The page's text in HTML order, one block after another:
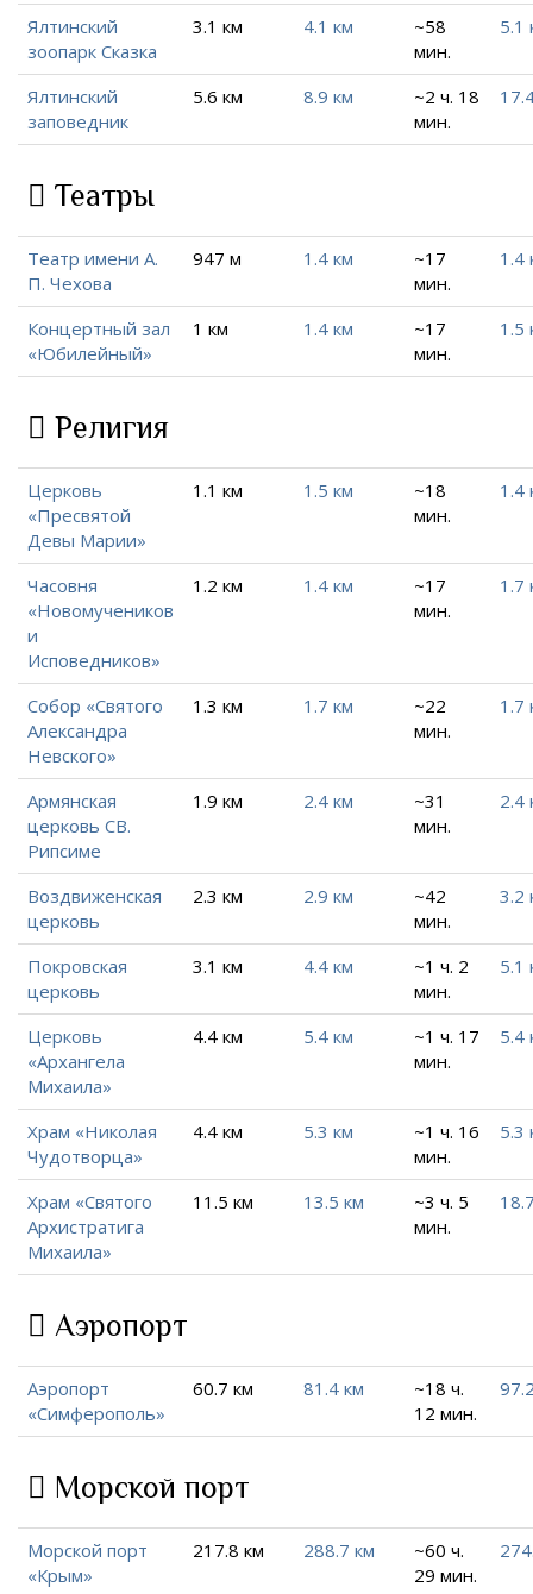
Ялтинский
зоопарк Сказка
3.1 км 4.1 км
~58
мин.
5.1
Ялтинский
заповедник
5.6 км 8.9 км
~2 ч. 18
мин.
Театры
Театр имени А.
П. Чехова
947 м 1.4 км
~17
мин.
1.4
Концертный зал
«Юбилейный»
1 км 1.4 км
~17
мин.
1.5
Религия
Церковь
«Пресвятой
Девы Марии»
1.1 км 1.5 км
~18
мин.
1.4
Часовня
«Новомучеников
и
Исповедников»
1.2 км 1.4 км
~17
мин.
1.7
Собор «Святого
Александра
Невского»
1.3 км 1.7 км
~22
мин.
1.7
Армянская
церковь СВ.
Рипсиме
1.9 км 2.4 км
~31
мин.
2.4
Воздвиженская
церковь
2.3 км 2.9 км
~42
мин.
3.2
Покровская
церковь
3.1 км 4.4 км
~1 ч. 2
мин.
5.1
Церковь
«Архангела
Михаила»
4.4 км 5.4 км
~1 ч. 17
мин.
5.4
Храм «Николая
Чудотворца»
4.4 км 5.3 км
~1 ч. 16
мин.
5.3
Храм «Святого
Архистратига
Михаила»
11.5 км 13.5 км
~3 ч. 5
мин.
Аэропорт
Аэропорт
«Симферополь»
60.7 км 81.4 км
~18 ч.
12 мин.
Морской порт
Морской порт
«Крым»
217.8 км 288.7 км
~60 ч.
29 мин.